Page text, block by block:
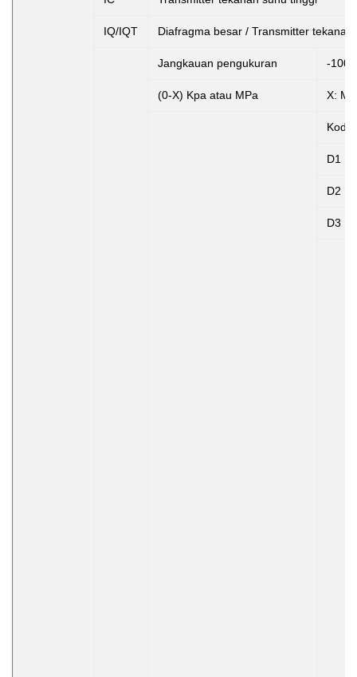
IQ/IQT Diafragma besar / Transmitter tekanan
Jangkauan pengukuran -
(0-X) Kpa atau MPa X:
Kode
D1
D2
D3